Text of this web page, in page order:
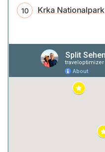
Krka Nationalpark